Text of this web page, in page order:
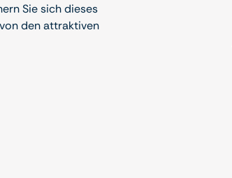
Sie sich dieses
den attraktiven